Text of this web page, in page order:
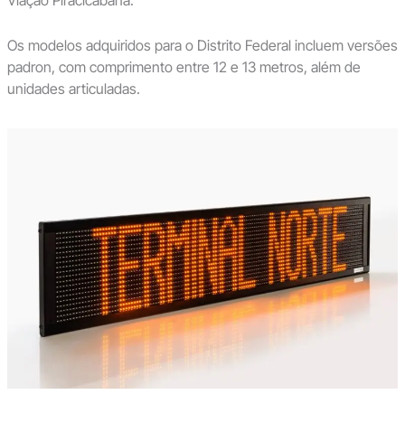
Os modelos adquiridos para o Distrito Federal incluem versões
padron, com comprimento entre 12 e 13 metros, além de
unidades articuladas.